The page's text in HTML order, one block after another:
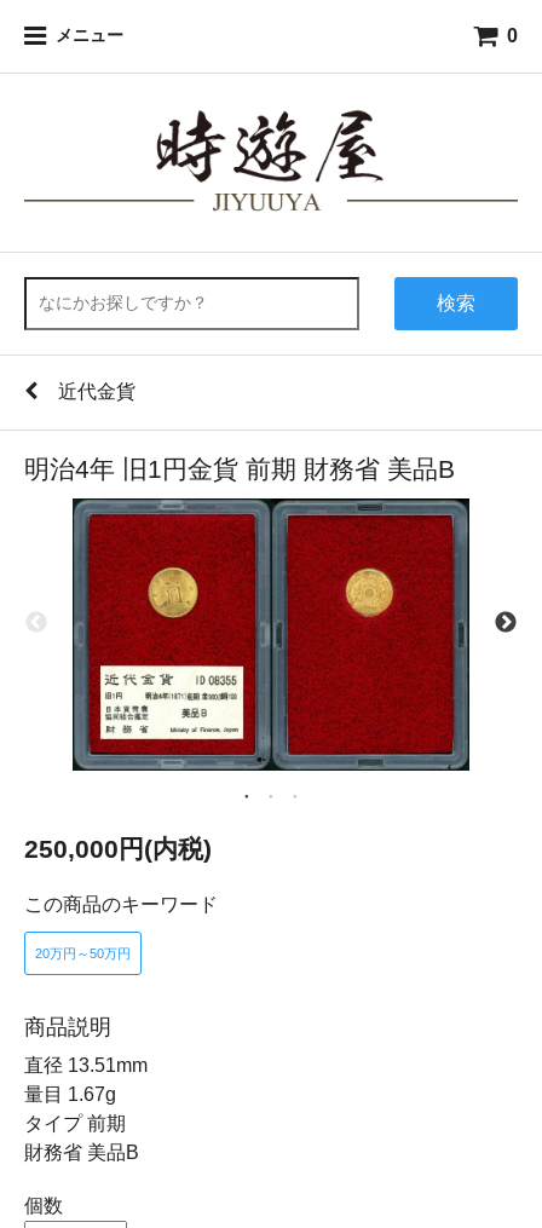
メニュー 0
検索
近代金貨
明治4年 旧1円金貨 前期 財務省 美品B
250,000円(内税)
この商品のキーワード
20万円～50万円
商品説明
直径 13.51mm
量目 1.67g
タイプ 前期
財務省 美品B
個数